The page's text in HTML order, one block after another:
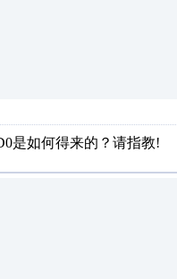
是如何得来的？请指教!